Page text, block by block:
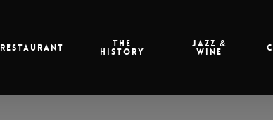
Restaurant The
history
Jazz &
Wine